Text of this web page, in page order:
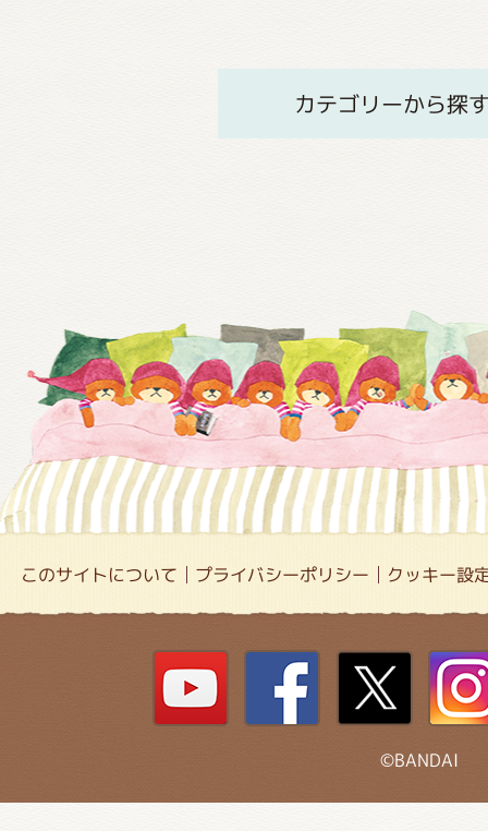
カテゴリーから探
このサイトについて プライバシーポリシー クッキー設
©BANDAI